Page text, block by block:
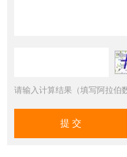
请输入计算结果（填写阿拉伯